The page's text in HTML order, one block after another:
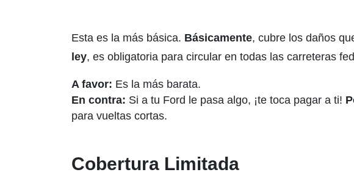
Esta es la más básica. Básicamente, cubre los daños
ley, es obligatoria para circular en todas las carreteras
A favor: Es la más barata.
En contra: Si a tu Ford le pasa algo, ¡te toca pagar a ti!
para vueltas cortas.
Cobertura Limitada